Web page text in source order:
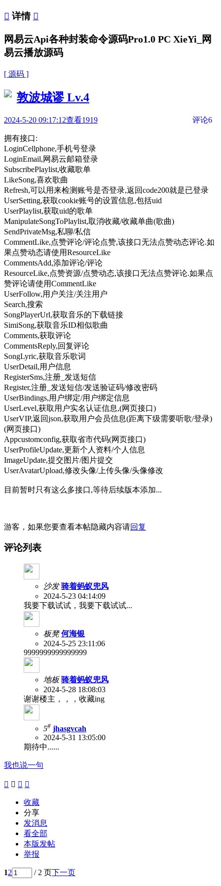
 详情 
网易云Api各种封装命令源码Pro1.0 PC XieYi_网
易云播放源码
[ 源码 ]
敦波城谬 Lv.4
2024-5-20 09:17:12查看1919 评论6
拥有接口:
LoginCellphone,手机号登录
LoginEmail,网易云邮箱登录
SubscribePlaylist,收藏歌单
LikeSong,喜欢歌曲
Refresh,可以用来检测账号是否登录,返回code200就是已登录
UserSetting,获取cookie账号的设置信息,包括uid
UserPlaylist,获取uid的歌单
ManipulateSongToPlaylist,取消收藏/收藏单曲(歌曲)
SendPrivateMsg,私聊/私信
CommentLike,点赞评论/评论点赞,该接口无法点赞动态评论.如
果点赞动态请使用ResourceLike
CommentsAdd,添加评论/评论
ResourceLike,点赞资源/点赞动态,该接口无法点赞评论.如果点
赞评论请使用CommentLike
UserFollow,用户关注/关注用户
Search,搜索
SongPlayerUrl,获取音乐的下载链接
SimiSong,获取音乐ID相似歌曲
Comments,获取评论
CommentsReply,回复评论
SongLyric,获取音乐歌词
UserDetail,用户信息
RegisterSms,注册_发送短信
Register,注册_发送短信/发送验证码/修改密码
UserBindings,用户绑定/用户绑定信息
UserLevel,获取用户实名认证信息,(网页接口)
UserVIP,返回json,获取用户会员信息(距离下级需要听歌/登录)
(网页接口)
Appcustomconfig,获取省市代码(网页接口)
UserProfileUpdate,更新个人资料/个人信息
ImageUpdate,提交图片/图片提交
UserAvatarUpload,修改头像/上传头像/头像修改
目前暂时只有这么多接口,等待后续版本添加...
游客，如果您要查看本帖隐藏内容请回复
评论列表
沙发 骑着蚂蚁兜风
2024-5-23 04:14:09
我要下载试试，我要下载试试...
板凳 何海银
2024-5-25 23:11:06
9999999999999999
地板 骑着蚂蚁兜风
2024-5-28 18:08:03
谢谢楼主，，，收藏ing
5# jhasgvcah
2024-5-31 13:05:00
期待中......
我也说一句
   
收藏
分享
发消息
看全部
本版发帖
举报
12 / 2 页下一页